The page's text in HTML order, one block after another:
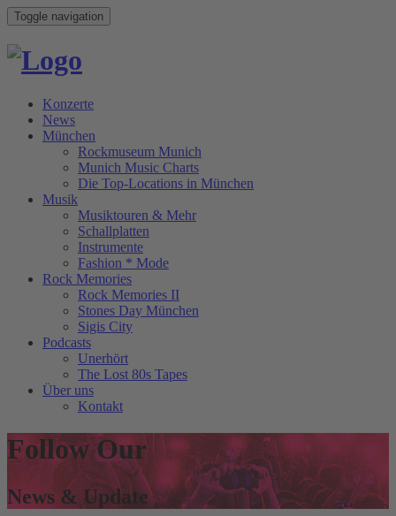
Toggle navigation
Konzerte
News
München
Rockmuseum Munich
Munich Music Charts
Die Top-Locations in München
Musik
Musiktouren & Mehr
Schallplatten
Instrumente
Fashion * Mode
Rock Memories
Rock Memories II
Stones Day München
Sigis City
Podcasts
Unerhört
The Lost 80s Tapes
Über uns
Kontakt
Follow Our
News & Update